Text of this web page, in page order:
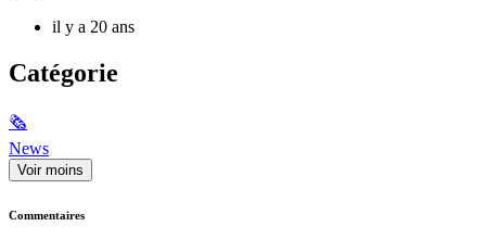
il y a 20 ans
Catégorie
🗞
News
Voir moins
Commentaires